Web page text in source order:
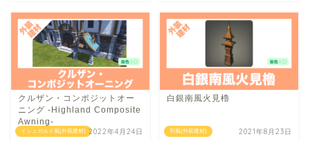
イシュガルド風(外装建材)
クルザン・コンポジットオー
ニング -Highland Composite
Awning-
2022年4月24日 和風(外装建材)
白銀南風火見櫓
2021年8月23日